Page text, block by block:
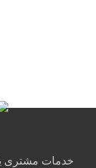
خدمات مشتری